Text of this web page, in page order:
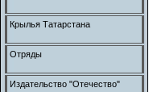
Крылья Татарстана
Отряды
Издательство "Отечество"